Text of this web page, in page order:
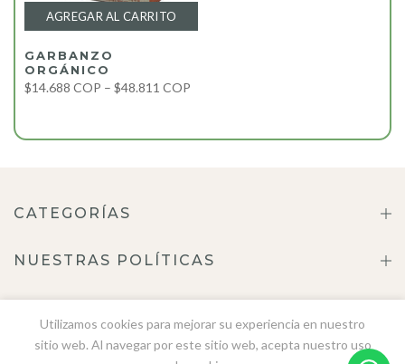
AGREGAR AL CARRITO
GARBANZO
ORGÁNICO
$14.688 COP – $48.811 COP
CATEGORÍAS
NUESTRAS POLÍTICAS
CONTÁCTENOS
Utilizamos cookies para mejorar su experiencia en nuestro
sitio web. Al navegar por este sitio web, acepta nuestro uso